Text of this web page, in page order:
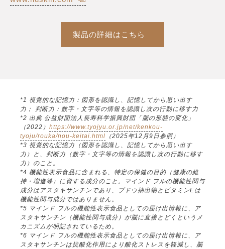
製品の詳細はこちら
*1 視覚的な記憶力：図形を認識し、記憶してから思い出す
力； 判断力：数字・文字等の情報を認識し次の行動に移す力
*2 出典 公益財団法人長寿科学振興財団「脳の形態の変化」
（2022） https://www.tyojyu.or.jp/net/kenkou-
tyoju/rouka/nou-keitai.html （2025年12月9日参照）
*3 視覚的な記憶力（図形を認識し、記憶してから思い出す
力）と、判断力（数字・文字等の情報を認識し次の行動に移す
力）のこと。
*4 機能性表示食品に含まれる、特定の保健の目的（健康の維
持・増進等）に資する成分のこと。マインド フルの機能性関与
成分はアスタキサンチンであり、ブドウ抽出物とビタミンEは
機能性関与成分ではありません。
*5 マインド フルの機能性表示食品としての届け出情報に、ア
スタキサンチン（機能性関与成分）が脳に直接とどくというメ
カニズムが明記されているため。
*6 マインド フルの機能性表示食品としての届け出情報に、ア
スタキサンチンは抗酸化作用により酸化ストレスを軽減し、脳